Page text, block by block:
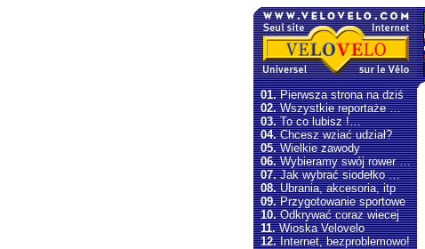
01.Pierwsza strona na dziś
02.Wszystkie reportaże …
03.To co lubisz !…
04.Chcesz wziać udział?
05.Wielkie zawody
06.Wybieramy swój rower …
07.Jak wybrać siodełko …
08.Ubrania, akcesoria, itp
09.Przygotowanie sportowe
10.Odkrywać coraz wiecej
11.Wioska Velovelo
12.Internet, bezproblemowo!